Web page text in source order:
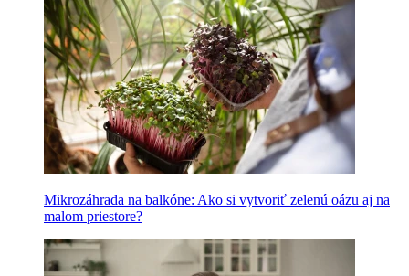
Mikrozáhrada na balkóne: Ako si vytvoriť zelenú oázu aj na
malom priestore?